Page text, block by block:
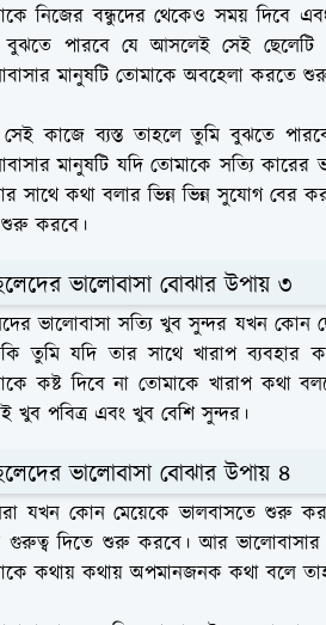
নিজের বন্ধুদের থেকেও সময় দিবে
পারবে যে আসলেই সেই ছেলেটি
মানুষটি তোমাকে অবহেলা করতে
সেই কাজে ব্যস্ত তাহলে তুমি বুঝতে
মানুষটি যদি তোমাকে সত্যি
সাথে কথা বলার ভিন্ন ভিন্ন সুযোগ
করবে।
ভালোবাসা বোঝার উপায় ৩
ভালোবাসা সত্যি খুব সুন্দর যখন কোন
তুমি যদি তার সাথে খারাপ
কষ্ট দিবে না তোমাকে খারাপ কথা
খুব পবিত্র এবং খুব বেশি সুন্দর।
ভালোবাসা বোঝার উপায় ৪
যখন কোন মেয়েকে ভালবাসতে শুরু
গুরুত্ব দিতে শুরু করবে। আর
কথায় কথায় অপমানজনক কথা বলে